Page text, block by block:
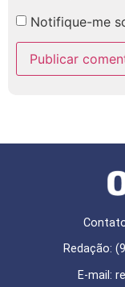
Notifique-me
Redação:
E-mail: